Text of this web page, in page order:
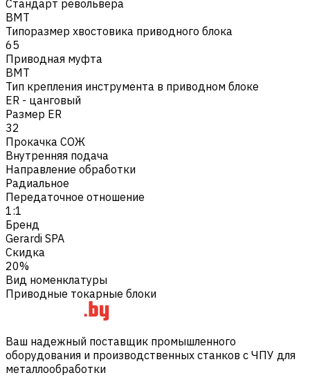
Стандарт револьвера
BMT
Типоразмер хвостовика приводного блока
65
Приводная муфта
BMT
Тип крепления инструмента в приводном блоке
ER - цанговый
Размер ER
32
Прокачка СОЖ
Внутренняя подача
Направление обработки
Радиальное
Передаточное отношение
1:1
Бренд
Gerardi SPA
Скидка
20%
Вид номенклатуры
Приводные токарные блоки
Ваш надежный поставщик промышленного
оборудования и производственных станков с ЧПУ для
металлообработки